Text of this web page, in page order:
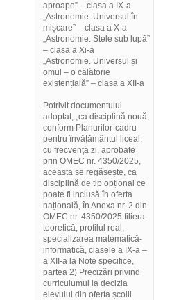
aproape” – clasa a IX-a
„Astronomie. Universul în
mișcare” – clasa a X-a
„Astronomie. Stele sub lupă”
– clasa a Xi-a
„Astronomie. Universul și
omul – o călătorie
existențială” – clasa a XII-a
Potrivit documentului
adoptat, „ca disciplină nouă,
conform Planurilor-cadru
pentru învățământul liceal,
cu frecvență zi, aprobate
prin OMEC nr. 4350/2025,
aceasta se regăsește, ca
disciplină de tip opțional ce
poate fi inclusă în oferta
națională, în Anexa nr. 2 din
OMEC nr. 4350/2025 filiera
teoretică, profilul real,
specializarea matematică-
informatică, clasele a IX-a –
a XII-a la Note specifice,
partea 2) Precizări privind
curriculumul la decizia
elevului din oferta școlii